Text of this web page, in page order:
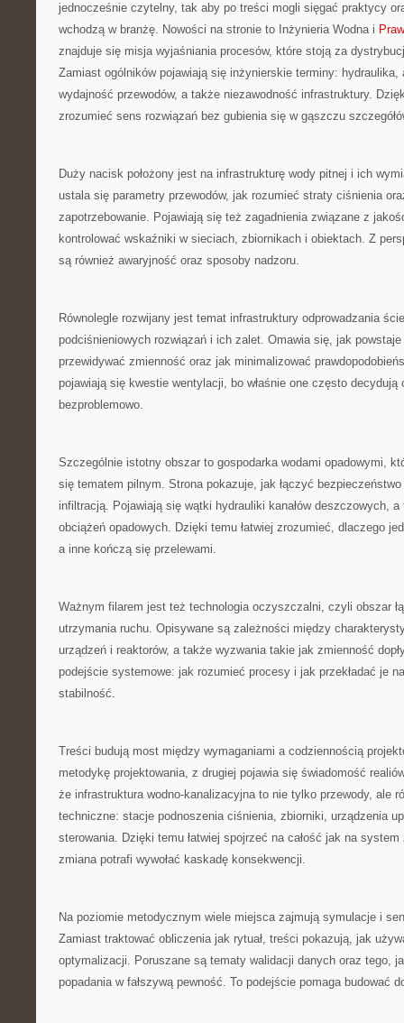
jednocześnie czytelny, tak aby po treści mogli sięgać praktycy
wchodzą w branżę. Nowości na stronie to Inżynieria Wodna i
znajduje się misja wyjaśniania procesów, które stoją za
Zamiast ogólników pojawiają się inżynierskie terminy: hydraulika,
wydajność przewodów, a także niezawodność infrastruktury.
zrozumieć sens rozwiązań bez gubienia się w gąszczu
Duży nacisk położony jest na infrastrukturę wody pitnej i ich
ustala się parametry przewodów, jak rozumieć straty ciśnienia
zapotrzebowanie. Pojawiają się też zagadnienia związane z
kontrolować wskaźniki w sieciach, zbiornikach i obiektach. Z
są również awaryjność oraz sposoby nadzoru.
Równolegle rozwijany jest temat infrastruktury odprowadzania
podciśnieniowych rozwiązań i ich zalet. Omawia się, jak
przewidywać zmienność oraz jak minimalizować
pojawiają się kwestie wentylacji, bo właśnie one często decydują
bezproblemowo.
Szczególnie istotny obszar to gospodarka wodami opadowymi,
się tematem pilnym. Strona pokazuje, jak łączyć
infiltracją. Pojawiają się wątki hydrauliki kanałów deszczowych,
obciążeń opadowych. Dzięki temu łatwiej zrozumieć, dlaczego
a inne kończą się przelewami.
Ważnym filarem jest też technologia oczyszczalni, czyli obszar
utrzymania ruchu. Opisywane są zależności między
urządzeń i reaktorów, a także wyzwania takie jak zmienność
podejście systemowe: jak rozumieć procesy i jak przekładać je
stabilność.
Treści budują most między wymaganiami a codziennością
metodykę projektowania, z drugiej pojawia się świadomość
że infrastruktura wodno-kanalizacyjna to nie tylko przewody, ale
techniczne: stacje podnoszenia ciśnienia, zbiorniki, urządzenia
sterowania. Dzięki temu łatwiej spojrzeć na całość jak na
zmiana potrafi wywołać kaskadę konsekwencji.
Na poziomie metodycznym wiele miejsca zajmują symulacje i
Zamiast traktować obliczenia jak rytuał, treści pokazują, jak
optymalizacji. Poruszane są tematy walidacji danych oraz tego,
popadania w fałszywą pewność. To podejście pomaga budować